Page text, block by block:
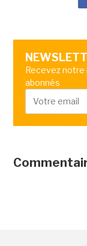
Recevez
abonnés